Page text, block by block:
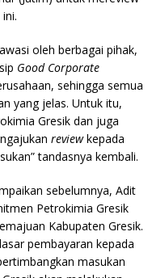
oleh berbagai pihak,
Good Corporate
sehingga semua
yang jelas. Untuk itu,
Gresik dan juga
reviewkepada
tandasnya kembali.
sebelumnya, Adit
Petrokimia Gresik
Kabupaten Gresik.
pembayaran kepada
masukan